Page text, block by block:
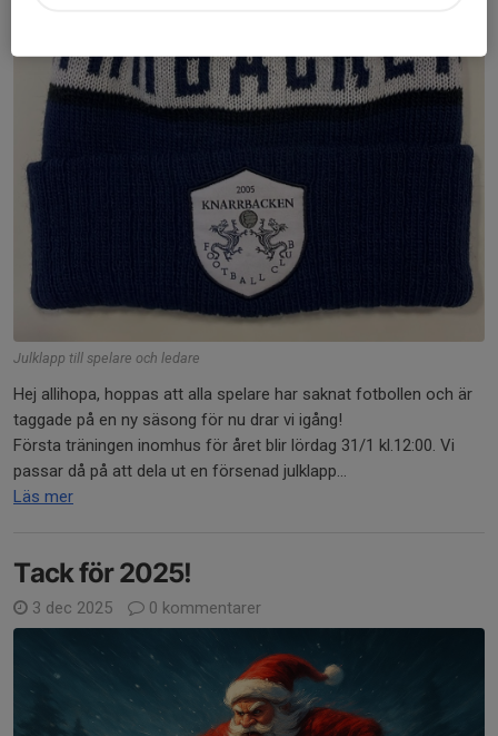
Julklapp till spelare och ledare
Hej allihopa, hoppas att alla spelare har saknat fotbollen och är
taggade på en ny säsong för nu drar vi igång!
Första träningen inomhus för året blir lördag 31/1 kl.12:00. Vi
passar då på att dela ut en försenad julklapp...
Läs mer
Tack för 2025!
3 dec 2025 0 kommentarer